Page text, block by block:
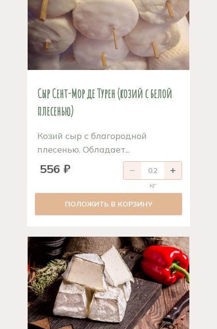
Сыр Сент-Мор де Турен (козий с белой
плесенью)
Козий сыр с благородной
плесенью. Обладает...
556 ₽
кг
ПОЛОЖИТЬ В КОРЗИНУ